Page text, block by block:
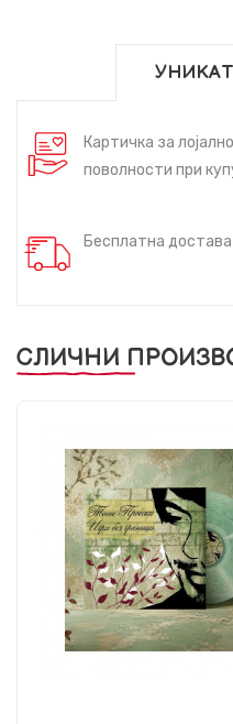
Картичка за
поволности при
Бесплатна
СЛИЧНИ